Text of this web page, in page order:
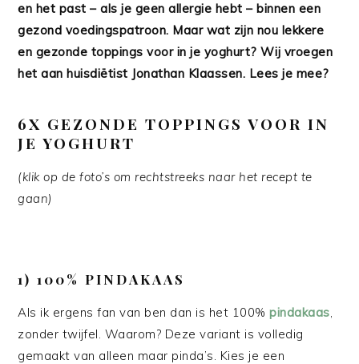
en het past – als je geen allergie hebt – binnen een
gezond voedingspatroon. Maar wat zijn nou lekkere
en gezonde toppings voor in je yoghurt? Wij vroegen
het aan huisdiëtist Jonathan Klaassen. Lees je mee?
6X GEZONDE TOPPINGS VOOR IN
JE YOGHURT
(klik op de foto’s om rechtstreeks naar het recept te
gaan)
1) 100% PINDAKAAS
Als ik ergens fan van ben dan is het 100%pindakaas,
zonder twijfel. Waarom? Deze variant is volledig
gemaakt van alleen maar pinda’s. Kies je een